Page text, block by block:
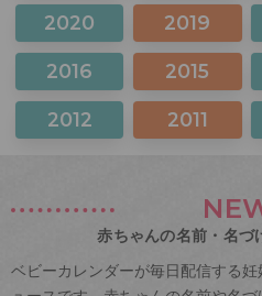
2020 2019
2016 2015
2012 2011
赤ちゃんの名前・名づ
ベビーカレンダーが毎日配信する